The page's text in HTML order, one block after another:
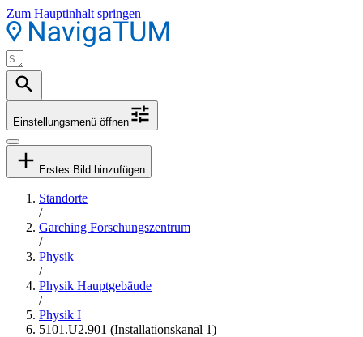
Zum Hauptinhalt springen
Einstellungsmenü öffnen
Erstes Bild hinzufügen
Standorte
/
Garching Forschungszentrum
/
Physik
/
Physik Hauptgebäude
/
Physik I
5101.U2.901 (Installationskanal 1)